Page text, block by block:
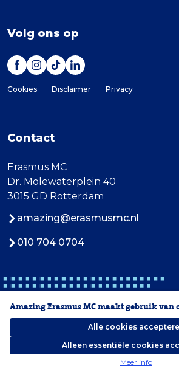
Volg ons op
Cookies Disclaimer Privacy
Contact
Erasmus MC
Dr. Molewaterplein 40
3015 GD Rotterdam
amazing@erasmusmc.nl
010 704 0704
2026 Erasmus MC
Amazing Erasmus MC maakt gebruik van
Alle cookies
Alleen essentiële cookies
Meer info